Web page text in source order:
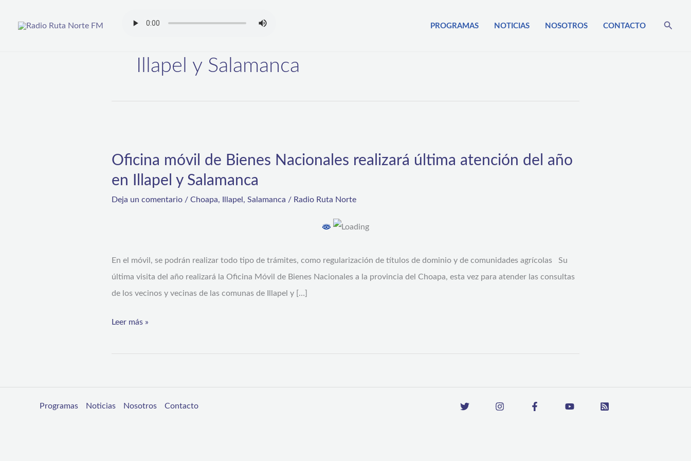
PROGRAMAS NOTICIAS NOSOTROS CONTACTO Buscar
Illapel y Salamanca
Oficina móvil de Bienes Nacionales realizará última atención del año
en Illapel y Salamanca
Deja un comentario / Choapa, Illapel , Salamanca / Radio Ruta Norte
En el móvil, se podrán realizar todo tipo de trámites, como regularización de títulos de dominio y de comunidades agrícolas Su
última visita del año realizará la Oficina Móvil de Bienes Nacionales a la provincia del Choapa, esta vez para atender las consultas
de los vecinos y vecinas de las comunas de Illapel y […]
de
Bienes
Nacionales
del
año
en
y
Leer más »
Programas Noticias Nosotros Contacto